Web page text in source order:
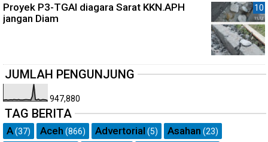
Proyek P3-TGAI diagara Sarat KKN.APH
jangan Diam
JUMLAH PENGUNJUNG
947,880
TAG BERITA
A(37) Aceh (866) Advertorial (5) Asahan (23)